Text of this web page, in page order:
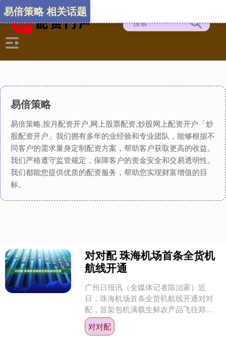
易倍策略
易倍策略,按月配资开户,网上股票配资,炒股网上配资开户「炒
股配资开户」我们拥有多年的业经验和专业团队，能够根据不
同客户的需求量身定制配资方案，帮助客户获取更高的收益。
我们严格遵守监管规定，保障客户的资金安全和交易透明性。
我们都能您提供优质的配资服务，帮助您实现财富增值的目
标。
易倍策略 相关话题
对对配 珠海机场首条全货机
航线开通
广州日报讯（全媒体记者陈治家）近
日，珠海机场首条全货机航线开通对对
配，首架包机满载生鲜农产品飞往郑
州，标志着珠海机场空港国际智慧物流
园正式开启了“空中物流通道”....
对对配